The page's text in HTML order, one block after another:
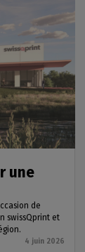
une
de
swissQprint et
4 juin 2026